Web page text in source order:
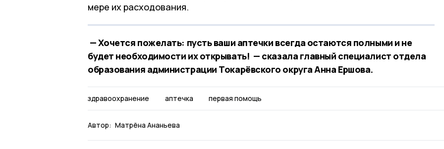
мере их расходования.
— Хочется пожелать: пусть ваши аптечки всегда остаются полными и не
будет необходимости их открывать! — сказала главный специалист отдела
образования администрации Токарёвского округа Анна Ершова.
здравоохранение аптечка первая помощь
Автор: Матрёна Ананьева